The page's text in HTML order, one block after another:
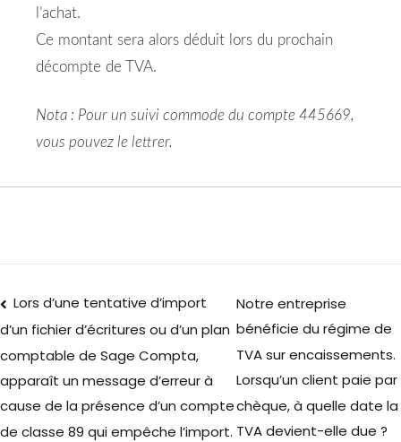
l’achat.
Ce montant sera alors déduit lors du prochain
décompte de TVA.
Nota : Pour un suivi commode du compte 445669,
vous pouvez le lettrer.
Lors d’une tentative d’import
d’un fichier d’écritures ou d’un plan
comptable de Sage Compta,
apparaît un message d’erreur à
cause de la présence d’un compte
de classe 89 qui empêche l’import.
Notre entreprise
bénéficie du régime de
TVA sur encaissements.
Lorsqu’un client paie par
chèque, à quelle date la
TVA devient-elle due ?